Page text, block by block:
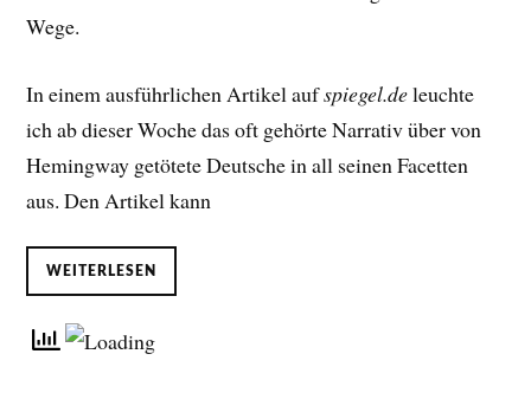
Wege.
In einem ausführlichen Artikel aufspiegel.deleuchte
ich ab dieser Woche das oft gehörte Narrativ über von
Hemingway getötete Deutsche in all seinen Facetten
aus. Den Artikel kann
WEITERLESEN